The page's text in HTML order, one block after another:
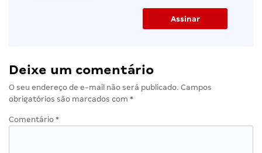
Deixe um comentário
O seu endereço de e-mail não será publicado. Campos
obrigatórios são marcados com *
Comentário *